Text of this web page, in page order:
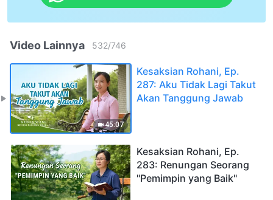
Video Lainnya 532/746
45:07
Kesaksian Rohani, Ep.
287: Aku Tidak Lagi Takut
Akan Tanggung Jawab
Kesaksian Rohani, Ep.
283: Renungan Seorang
"Pemimpin yang Baik"